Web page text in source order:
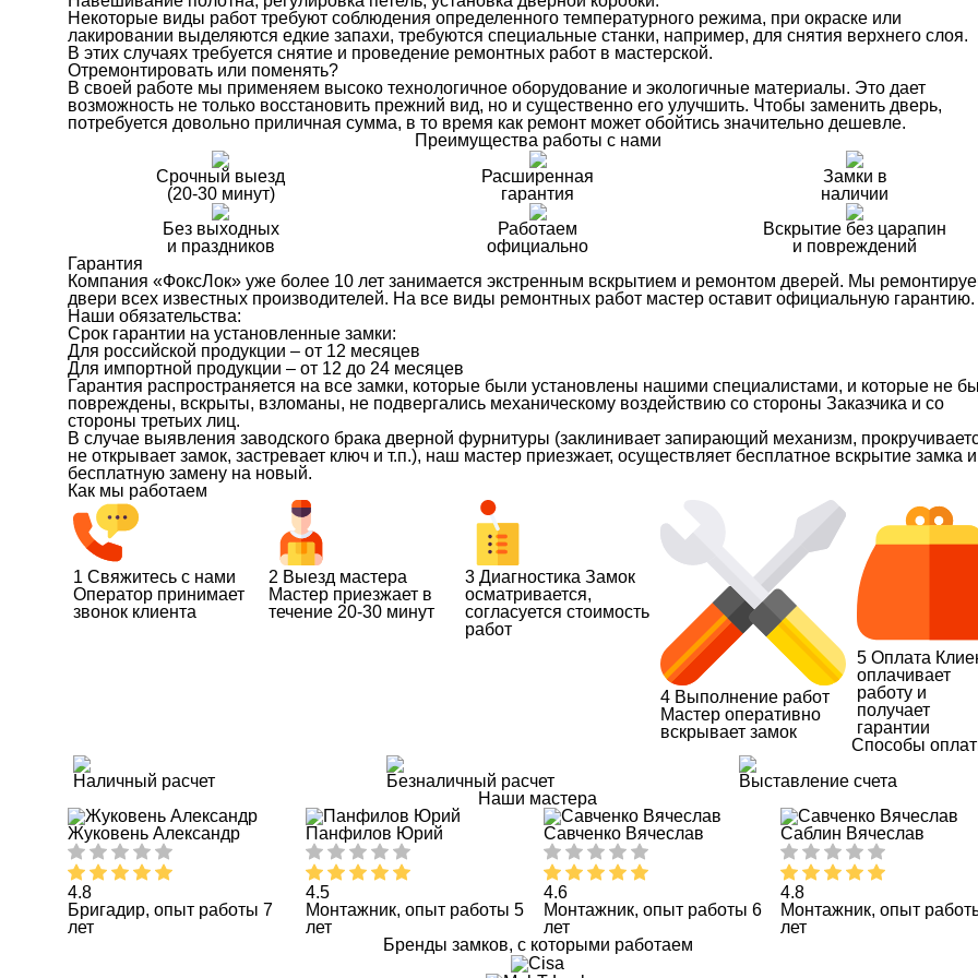
Некоторые виды работ требуют соблюдения определенного температурного режима, при окраске или
лакировании выделяются едкие запахи, требуются специальные станки, например, для снятия верхнего слоя.
В этих случаях требуется снятие и проведение ремонтных работ в мастерской.
Отремонтировать или поменять?
В своей работе мы применяем высоко технологичное оборудование и экологичные материалы. Это дает
возможность не только восстановить прежний вид, но и существенно его улучшить. Чтобы заменить дверь,
потребуется довольно приличная сумма, в то время как ремонт может обойтись значительно дешевле.
Преимущества работы с нами
Срочный выезд
(20-30 минут)
Расширенная
гарантия
Замки в
наличии
Без выходных
и праздников
Работаем
официально
Вскрытие без царапин
и повреждений
Гарантия
Компания «ФоксЛок» уже более 10 лет занимается экстренным вскрытием и ремонтом дверей. Мы
двери всех известных производителей. На все виды ремонтных работ мастер оставит официальную гарантию.
Наши обязательства:
Срок гарантии на установленные замки:
Для российской продукции – от 12 месяцев
Для импортной продукции – от 12 до 24 месяцев
Гарантия распространяется на все замки, которые были установлены нашими специалистами, и которые не
повреждены, вскрыты, взломаны, не подвергались механическому воздействию со стороны Заказчика и со
стороны третьих лиц.
В случае выявления заводского брака дверной фурнитуры (заклинивает запирающий механизм,
не открывает замок, застревает ключ и т.п.), наш мастер приезжает, осуществляет бесплатное вскрытие замка и
бесплатную замену на новый.
Как мы работаем
1 Свяжитесь с нами
Оператор принимает
звонок клиента
2 Выезд мастера
Мастер приезжает в
течение 20-30 минут
3 ДиагностикаЗамок
осматривается,
согласуется стоимость
работ
4 Выполнение работ
Мастер оперативно
вскрывает замок
5 Оплата
оплачивает
работу и
получает
гарантии
Способы
Наличный расчет
Безналичный расчет
Выставление счета
Наши мастера
Жуковень Александр
4.8
Бригадир, опыт работы 7
лет
Панфилов Юрий
4.5
Монтажник, опыт работы 5
лет
Савченко Вячеслав
4.6
Монтажник, опыт работы 6
лет
Саблин Вячеслав
4.8
Монтажник, опыт
лет
Бренды замков, с которыми работаем